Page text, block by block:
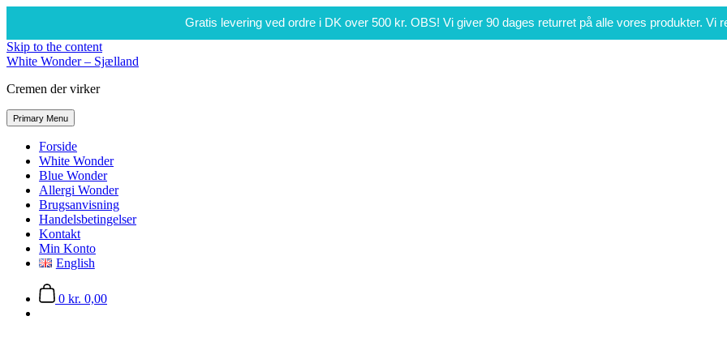
Gratis levering ved ordre i DK over 500 kr. OBS! Vi giver 90 dages returret på alle vores produkter. Vi
Skip to the content
White Wonder – Sjælland
Cremen der virker
Primary Menu
Forside
White Wonder
Blue Wonder
Allergi Wonder
Brugsanvisning
Handelsbetingelser
Kontakt
Min Konto
English
0 kr. 0,00